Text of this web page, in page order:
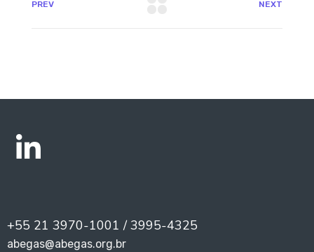
PREV NEXT
+55 21 3970-1001 / 3995-4325
abegas@abegas.org.br